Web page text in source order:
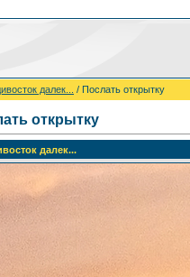
далек...
/ Послать открытку
открытку
далек...